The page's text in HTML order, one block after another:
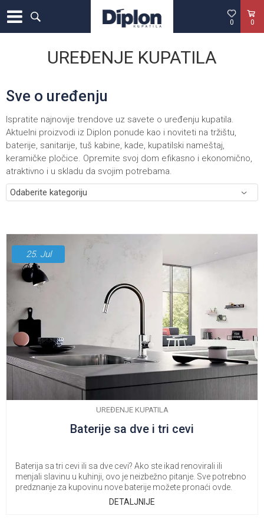
0
0
UREĐENJE KUPATILA
Sve o uređenju
Ispratite najnovije trendove uz savete o uređenju kupatila.
Aktuelni proizvodi iz Diplon ponude kao i noviteti na tržištu,
baterije, sanitarije, tuš kabine, kade, kupatilski nameštaj,
keramičke pločice. Opremite svoj dom efikasno i ekonomično,
atraktivno i u skladu da svojim potrebama.
25. Jul
UREĐENJE KUPATILA
Baterije sa dve i tri cevi
Baterija sa tri cevi ili sa dve cevi? Ako ste ikad renovirali ili
menjali slavinu u kuhinji, ovo je neizbežno pitanje. Sve potrebno
predznanje za kupovinu nove baterije možete pronaći ovde.
DETALJNIJE